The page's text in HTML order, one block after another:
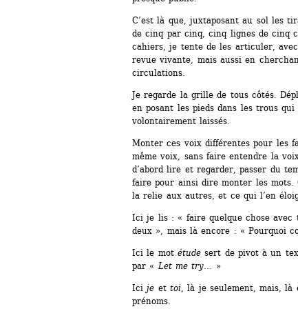
C’est là que, juxtaposant au sol les
de cinq par cinq, cinq lignes de cinq
cahiers, je tente de les articuler,
revue vivante, mais aussi en
circulations.
Je regarde la grille de tous côtés.
en posant les pieds dans les trous
volontairement laissés.
Monter ces voix différentes pour les
même voix, sans faire entendre la
d’abord lire et regarder, passer du
faire pour ainsi dire monter les mots.
la relie aux autres, et ce qui l’en
Ici je lis : « faire quelque chose avec
deux », mais là encore : « Pourquoi
Ici le mot étudesert de pivot à un
par « Let me try… »
Ici je et toi, là je seulement, mais, là
prénoms.